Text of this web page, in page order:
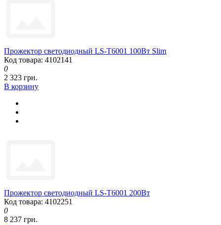
Прожектор светодиодный LS-T6001 100Вт Slim
Код товара: 4102141
0
2 323 грн.
В корзину
Прожектор светодиодный LS-T6001 200Вт
Код товара: 4102251
0
8 237 грн.